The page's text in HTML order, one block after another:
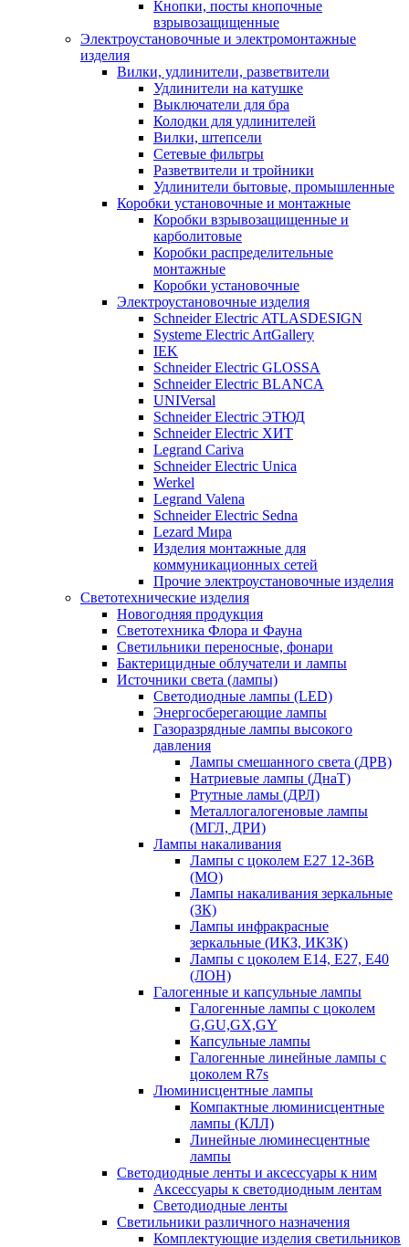
Кнопки, посты кнопочные
взрывозащищенные
Электроустановочные и электромонтажные
изделия
Вилки, удлинители, разветвители
Удлинители на катушке
Выключатели для бра
Колодки для удлинителей
Вилки, штепсели
Сетевые фильтры
Разветвители и тройники
Удлинители бытовые, промышленные
Коробки установочные и монтажные
Коробки взрывозащищенные и
карболитовые
Коробки распределительные
монтажные
Коробки установочные
Электроустановочные изделия
Schneider Electric ATLASDESIGN
Systeme Electric ArtGallery
IEK
Schneider Electric GLOSSA
Schneider Electric BLANCA
UNIVersal
Schneider Electric ЭТЮД
Schneider Electric ХИТ
Legrand Cariva
Schneider Electric Unica
Werkel
Legrand Valena
Schneider Electric Sedna
Lezard Мира
Изделия монтажные для
коммуникационных сетей
Прочие электроустановочные изделия
Светотехнические изделия
Новогодняя продукция
Светотехника Флора и Фауна
Светильники переносные, фонари
Бактерицидные облучатели и лампы
Источники света (лампы)
Светодиодные лампы (LED)
Энергосберегающие лампы
Газоразрядные лампы высокого
давления
Лампы смешанного света (ДРВ)
Натриевые лампы (ДнаТ)
Ртутные ламы (ДРЛ)
Металлогалогеновые лампы
(МГЛ, ДРИ)
Лампы накаливания
Лампы с цоколем Е27 12-36В
(МО)
Лампы накаливания зеркальные
(ЗК)
Лампы инфракрасные
зеркальные (ИКЗ, ИКЗК)
Лампы с цоколем Е14, Е27, Е40
(ЛОН)
Галогенные и капсульные лампы
Галогенные лампы с цоколем
G,GU,GX,GY
Капсульные лампы
Галогенные линейные лампы с
цоколем R7s
Люминисцентные лампы
Компактные люминисцентные
лампы (КЛЛ)
Линейные люминесцентные
лампы
Светодиодные ленты и аксессуары к ним
Аксессуары к светодиодным лентам
Светодиодные ленты
Светильники различного назначения
Комплектующие изделия светильников